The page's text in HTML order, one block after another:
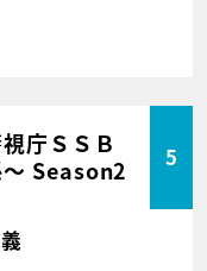
庁ＳＳＢ
Season2
5